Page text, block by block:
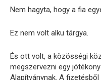
Nem hagyta, hogy a fia
Ez nem volt alku tárgya.
És ott volt, a közösségi
megszervezni egy
Alapítványnak. A